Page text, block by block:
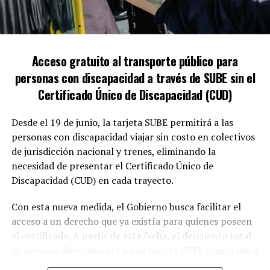
Acceso gratuito al transporte público para
personas con discapacidad a través de SUBE sin el
Certificado Único de Discapacidad (CUD)
Desde el 19 de junio, la tarjeta SUBE permitirá a las
personas con discapacidad viajar sin costo en colectivos
de jurisdicción nacional y trenes, eliminando la
necesidad de presentar el Certificado Único de
Discapacidad (CUD) en cada trayecto.
Con esta nueva medida, el Gobierno busca facilitar el
acceso a un derecho que ya existía para quienes poseen
el certificado. A partir de esta fecha, el descuento total
nombre del beneficiario, lo que permitirá validar los